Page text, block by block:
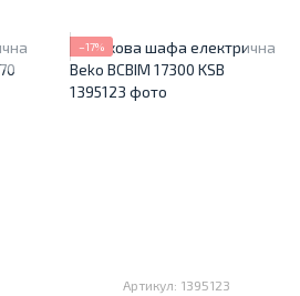
−17%
Артикул: 1395123